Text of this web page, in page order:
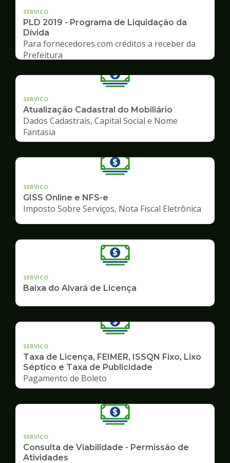
SERVICO
PLD 2019 - Programa de Liquidação da
Dívida
Para fornecedores com créditos a receber da
Prefeitura
SERVICO
Atualização Cadastral do Mobiliário
Dados Cadastrais, Capital Social e Nome
Fantasia
SERVICO
GISS Online e NFS-e
Imposto Sobre Serviços, Nota Fiscal Eletrônica
SERVICO
Baixa do Alvará de Licença
SERVICO
Taxa de Licença, FEIMER, ISSQN Fixo, Lixo
Séptico e Taxa de Publicidade
Pagamento de Boleto
SERVICO
Consulta de Viabilidade - Permissão de
Atividades